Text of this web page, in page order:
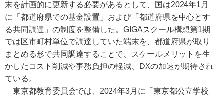
末を計画的に更新する必要があるとして、国は2024年1月
に「都道府県での基金設置」および「都道府県を中心とす
る共同調達」の制度を整備した。GIGAスクール構想第1期
では区市町村単位で調達していた端末を、都道府県が取り
まとめる形で共同調達することで、スケールメリットを生
かしたコスト削減や事務負担の軽減、DXの加速が期待され
ている。
東京都教育委員会では、2024年3月に「東京都公立学校